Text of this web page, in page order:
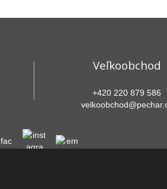
Veľkoobchod
+420 220 879 586